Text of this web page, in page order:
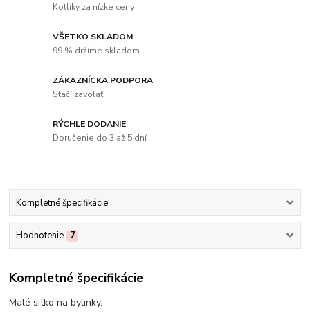
Kotlíky za nízke ceny
VŠETKO SKLADOM
99 % držíme skladom
ZÁKAZNÍCKA PODPORA
Stačí zavolať
RÝCHLE DODANIE
Doručenie do 3 až 5 dní
Kompletné špecifikácie
Hodnotenie 7
Kompletné špecifikácie
Malé sitko na bylinky.